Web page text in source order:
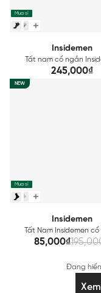
Mua sỉ
Insidemen
Tất nam cổ ngắn
ACTIVE245,000₫
NEW
Mua sỉ
Insidemen
Tất Nam Insidemen
ISC033EDP01
85,000₫
Đang